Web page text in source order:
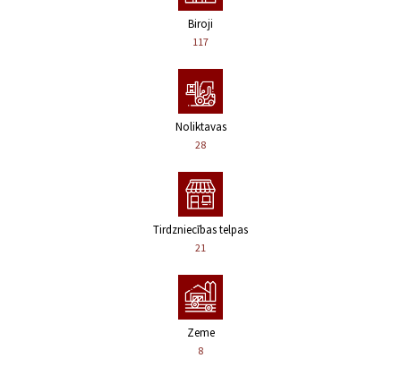
Biroji
117
Noliktavas
28
Tirdzniecības telpas
21
Zeme
8